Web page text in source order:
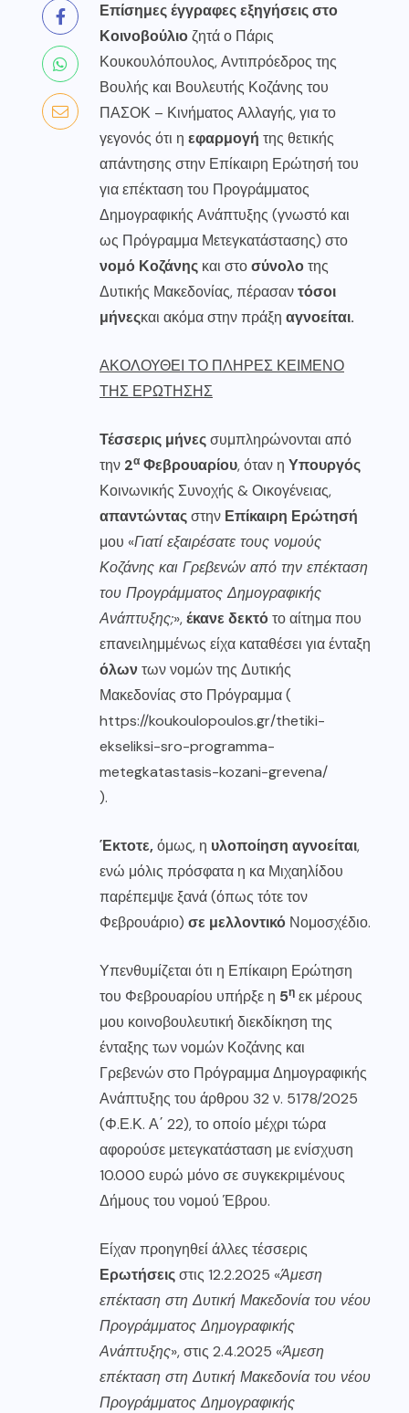
Επίσημες έγγραφες εξηγήσεις στο
Κοινοβούλιοζητά ο Πάρις
Κουκουλόπουλος, Αντιπρόεδρος της
Βουλής και Βουλευτής Κοζάνης του
ΠΑΣΟΚ – Κινήματος Αλλαγής, για το
γεγονός ότι η εφαρμογή της θετικής
απάντησης στην Επίκαιρη Ερώτησή του
για επέκταση του Προγράμματος
Δημογραφικής Ανάπτυξης (γνωστό και
ως Πρόγραμμα Μετεγκατάστασης) στο
νομό Κοζάνης και στοσύνολοτης
Δυτικής Μακεδονίας, πέρασαντόσοι
μήνεςκαι ακόμα στην πράξη αγνοείται.
ΑΚΟΛΟΥΘΕΙ ΤΟ ΠΛΗΡΕΣ ΚΕΙΜΕΝΟ
ΤΗΣ ΕΡΩΤΗΣΗΣ
Τέσσερις μήνεςσυμπληρώνονται από
την 2α Φεβρουαρίου, όταν η Υπουργός
Κοινωνικής Συνοχής & Οικογένειας,
απαντώνταςστην Επίκαιρη Ερώτησή
μου «Γιατί εξαιρέσατε τους νομούς
Κοζάνης και Γρεβενών από την επέκταση
του Προγράμματος Δημογραφικής
Ανάπτυξης;»,έκανε δεκτότο αίτημα που
επανειλημμένως είχα καταθέσει για ένταξη
όλωντων νομών της Δυτικής
Μακεδονίας στο Πρόγραμμα (
https://koukoulopoulos.gr/thetiki-
ekseliksi-sro-programma-
metegkatastasis-kozani-grevena/
).
Έκτοτε,όμως, η υλοποίηση αγνοείται,
ενώ μόλις πρόσφατα η κα Μιχαηλίδου
παρέπεμψε ξανά (όπως τότε τον
Φεβρουάριο) σε μελλοντικό Νομοσχέδιο.
Υπενθυμίζεται ότι η Επίκαιρη Ερώτηση
του Φεβρουαρίου υπήρξε η 5η εκ μέρους
μου κοινοβουλευτική διεκδίκηση της
ένταξης των νομών Κοζάνης και
Γρεβενών στο Πρόγραμμα Δημογραφικής
Ανάπτυξης του άρθρου 32 ν. 5178/2025
(Φ.Ε.Κ. Α΄ 22), το οποίο μέχρι τώρα
αφορούσε μετεγκατάσταση με ενίσχυση
10.000 ευρώ μόνο σε συγκεκριμένους
Δήμους του νομού Έβρου.
Είχαν προηγηθεί άλλες τέσσερις
Ερωτήσειςστις 12.2.2025 «Άμεση
επέκταση στη Δυτική Μακεδονία του νέου
Προγράμματος Δημογραφικής
Ανάπτυξης», στις 2.4.2025 «Άμεση
επέκταση στη Δυτική Μακεδονία του νέου
Προγράμματος Δημογραφικής